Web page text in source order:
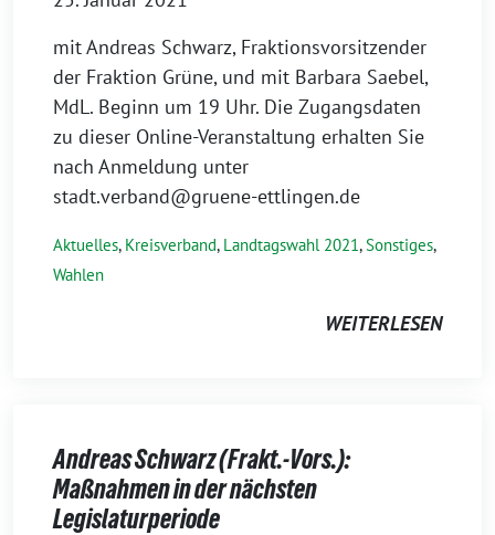
mit Andreas Schwarz, Fraktionsvorsitzender
der Fraktion Grüne, und mit Barbara Saebel,
MdL. Beginn um 19 Uhr. Die Zugangsdaten
zu dieser Online-Veranstaltung erhalten Sie
nach Anmeldung unter
stadt.verband@gruene-ettlingen.de
Aktuelles, Kreisverband, Landtagswahl 2021,Sonstiges,
Wahlen
WEITERLESEN
Andreas Schwarz (Frakt.-Vors.):
Maßnahmen in der nächsten
Legislaturperiode